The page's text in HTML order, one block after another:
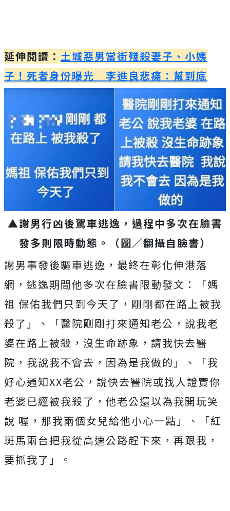
延伸閱讀： 土城惡男當街殘殺妻子、小姨
子！死者身份曝光 李進良悲痛：幫到底
▲謝男行凶後駕車逃逸，過程中多次在臉書
發多則限時動態。（圖／翻攝自臉書）
謝男事發後驅車逃逸，最終在彰化伸港落
網，逃逸期間他多次在臉書限動發文：「媽
祖 保佑我們只到今天了，剛剛都在路上被我
殺了」、「醫院剛剛打來通知老公，說我老
婆在路上被殺，沒生命跡象，請我快去醫
院，我說我不會去，因為是我做的」、「我
好心通知XX老公，說快去醫院或找人證實你
老婆已經被我殺了，他老公還以為我開玩笑
說 喔，那我兩個女兒給他小心一點」、「紅
斑馬兩台把我從高速公路趕下來，再跟我，
要抓我了」。